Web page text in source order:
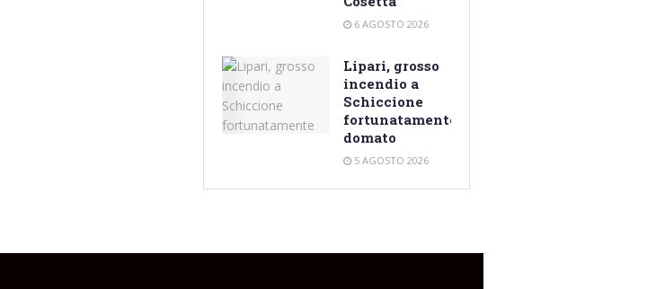
6 AGOSTO 2026
Lipari, grosso
incendio a
Schiccione
fortunatamente
domato
5 AGOSTO 2026